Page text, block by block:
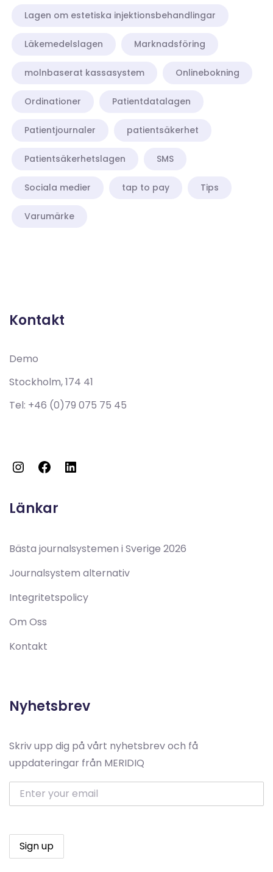
Lagen om estetiska injektionsbehandlingar
Läkemedelslagen Marknadsföring
molnbaserat kassasystem Onlinebokning
Ordinationer Patientdatalagen
Patientjournaler patientsäkerhet
Patientsäkerhetslagen SMS
Sociala medier tap to pay Tips
Varumärke
Demo
Stockholm, 174 41
Tel: +46 (0)79 075 75 45
Länkar
Bästa journalsystemen i Sverige 2026
Journalsystem alternativ
Integritetspolicy
Om Oss
Kontakt
Nyhetsbrev
Skriv upp dig på vårt nyhetsbrev och få
uppdateringar från MERIDIQ